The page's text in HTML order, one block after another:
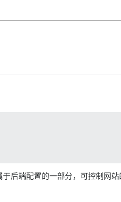
后端配置的一部分，可控制网站